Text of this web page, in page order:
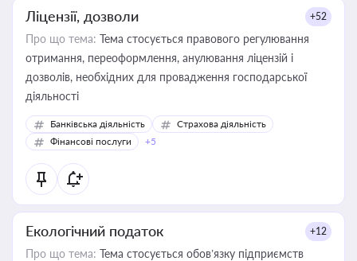
Ліцензії, дозволи +52
Про що тема: Тема стосується правового регулювання
отримання, переоформлення, анулювання ліцензій і
дозволів, необхідних для провадження господарської
діяльності
Банківська діяльність
Страхова діяльність
Фінансові послуги
+5
Екологічний податок +12
Про що тема: Тема стосується обов’язку підприємств